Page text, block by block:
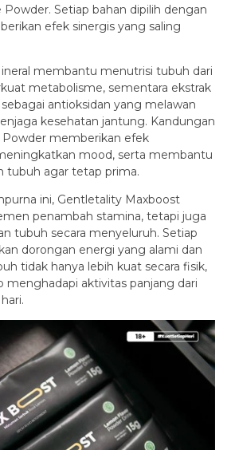
Powder. Setiap bahan dipilih dengan
efek sinergis yang saling
membantu menutrisi tubuh dari
metabolisme, sementara ekstrak
antioksidan yang melawan
kesehatan jantung. Kandungan
memberikan efek
mood, serta membantu
tubuh agar tetap prima.
ini, Gentletality Maxboost
penambah stamina, tetapi juga
tubuh secara menyeluruh. Setiap
dorongan energi yang alami dan
tidak hanya lebih kuat secara fisik,
menghadapi aktivitas panjang dari